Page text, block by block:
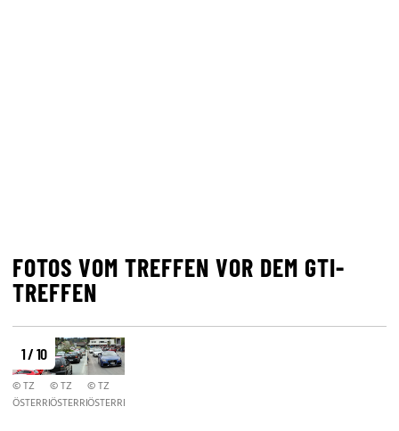
FOTOS VOM TREFFEN VOR DEM GTI-
TREFFEN
1 / 10
© TZ
ÖSTERREICH//RAUNIG
© TZ
ÖSTERREICH//RAUNIG
© TZ
ÖSTERREICH//RAUNIG